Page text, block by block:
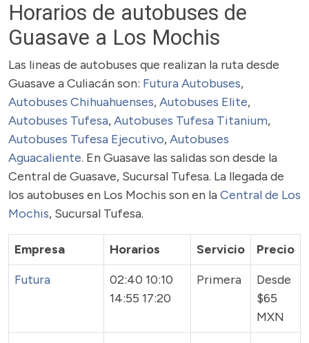
Horarios de autobuses de
Guasave a Los Mochis
Las lineas de autobuses que realizan la ruta desde
Guasave a Culiacán son: Futura Autobuses,
Autobuses Chihuahuenses,Autobuses Elite,
Autobuses Tufesa,Autobuses Tufesa Titanium,
Autobuses Tufesa Ejecutivo,Autobuses
Aguacaliente. En Guasave las salidas son desde la
Central de Guasave, Sucursal Tufesa. La llegada de
los autobuses en Los Mochis son en laCentral de Los
Mochis, Sucursal Tufesa.
Empresa Horarios Servicio
Precio
Futura
02:40 10:10
14:55 17:20
Primera
Desde
$65
MXN